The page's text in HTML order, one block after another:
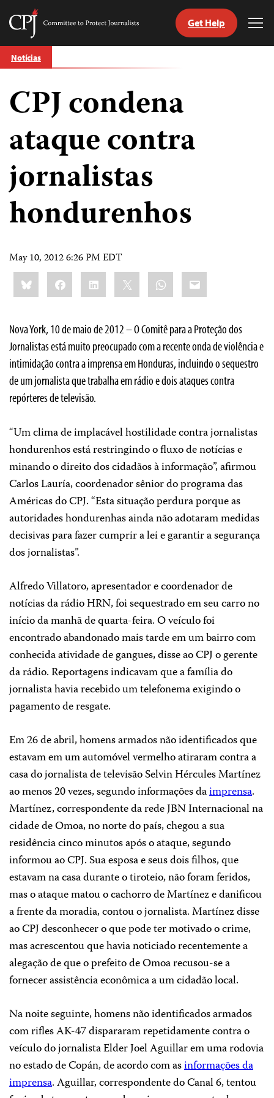
Skip
to
Committee
Journalists
Get Help
Notícias
CPJ condena
ataque contra
jornalistas
hondurenhos
May 10, 2012 6:26 PM EDT
Share
this:BlueskyFacebookLinkedIn WhatsApp
Email
Nova York, 10 de maio de 2012 – O Comitê para a Proteção dos
Jornalistas está muito preocupado com a recente onda de violência e
intimidação contra a imprensa em Honduras, incluindo o sequestro
de um jornalista que trabalha em rádio e dois ataques contra
repórteres de televisão.
“Um clima de implacável hostilidade contra jornalistas
hondurenhos está restringindo o fluxo de notícias e
minando o direito dos cidadãos à informação”, afirmou
Carlos Lauría, coordenador sênior do programa das
Américas do CPJ. “Esta situação perdura porque as
autoridades hondurenhas ainda não adotaram medidas
decisivas para fazer cumprir a lei e garantir a segurança
dos jornalistas”.
Alfredo Villatoro, apresentador e coordenador de
notícias da rádio HRN, foi sequestrado em seu carro no
início da manhã de quarta-feira. O veículo foi
encontrado abandonado mais tarde em um bairro com
conhecida atividade de gangues, disse ao CPJ o gerente
da rádio. Reportagens indicavam que a família do
jornalista havia recebido um telefonema exigindo o
pagamento de resgate.
Em 26 de abril, homens armados não identificados que
estavam em um automóvel vermelho atiraram contra a
casa do jornalista de televisão Selvin Hércules Martínez
ao menos 20 vezes, segundo informações daimprensa.
Martínez, correspondente da rede JBN Internacional na
cidade de Omoa, no norte do país, chegou a sua
residência cinco minutos após o ataque, segundo
informou ao CPJ. Sua esposa e seus dois filhos, que
estavam na casa durante o tiroteio, não foram feridos,
mas o ataque matou o cachorro de Martínez e danificou
a frente da moradia, contou o jornalista. Martínez disse
ao CPJ desconhecer o que pode ter motivado o crime,
mas acrescentou que havia noticiado recentemente a
alegação de que o prefeito de Omoa recusou-se a
fornecer assistência econômica a um cidadão local.
Na noite seguinte, homens não identificados armados
com rifles AK-47 dispararam repetidamente contra o
veículo do jornalista Elder Joel Aguillar em uma rodovia
no estado de Copán, de acordo com asinformações da
imprensa. Aguillar, correspondente do Canal 6, tentou